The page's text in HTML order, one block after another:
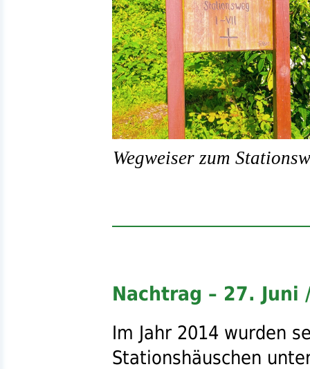
Wegweiser zum
Nachtrag – 27.
Im Jahr 2014 wurden
Stationshäuschen